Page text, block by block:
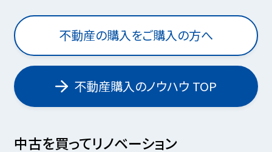
不動産の購入をご購入の方へ
不動産購入のノウハウ TOP
中古を買ってリノベーション